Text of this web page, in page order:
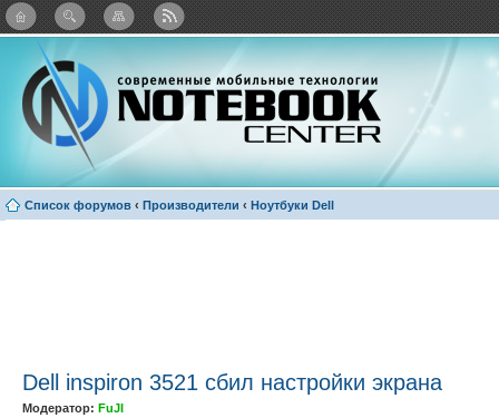
Каталог виджетов
Список форумов ‹ Производители ‹ Ноутбуки Dell
Dell inspiron 3521 сбил настройки экрана
Модератор: FuJI